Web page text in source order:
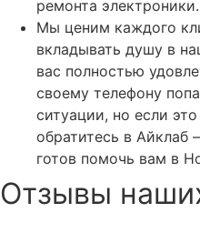
ремонта электроники.
Мы ценим каждого
вкладывать душу в
вас полностью
своему телефону
ситуации, но если
обратитесь в Айклаб
готов помочь вам в
Отзывы